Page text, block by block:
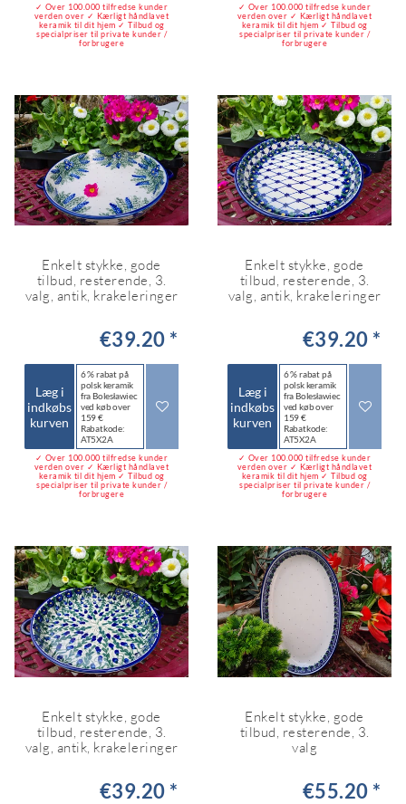
✓ Over 100.000 tilfredse kunder
verden over ✓ Kærligt håndlavet
keramik til dit hjem ✓ Tilbud og
specialpriser til private kunder /
forbrugere
✓ Over 100.000 tilfredse kunder
verden over ✓ Kærligt håndlavet
keramik til dit hjem ✓ Tilbud og
specialpriser til private kunder /
forbrugere
Enkelt stykke, gode
tilbud, resterende, 3.
valg, antik, krakeleringer
€39.20 *
Læg i
indkøbs
kurven
6 % rabat på
polsk keramik
fra Bolesławiec
ved køb over
159 €
Rabatkode:
AT5X2A
✓ Over 100.000 tilfredse kunder
verden over ✓ Kærligt håndlavet
keramik til dit hjem ✓ Tilbud og
specialpriser til private kunder /
forbrugere
Enkelt stykke, gode
tilbud, resterende, 3.
valg, antik, krakeleringer
€39.20 *
Læg i
indkøbs
kurven
6 % rabat på
polsk keramik
fra Bolesławiec
ved køb over
159 €
Rabatkode:
AT5X2A
✓ Over 100.000 tilfredse kunder
verden over ✓ Kærligt håndlavet
keramik til dit hjem ✓ Tilbud og
specialpriser til private kunder /
forbrugere
Enkelt stykke, gode
tilbud, resterende, 3.
valg, antik, krakeleringer
€39.20 *
Enkelt stykke, gode
tilbud, resterende, 3.
valg
€55.20 *